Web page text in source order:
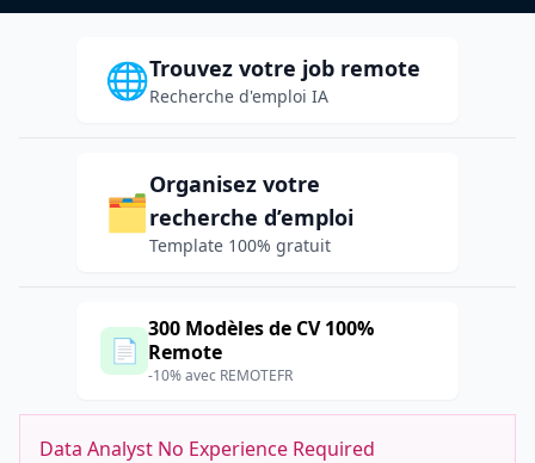
🌐Trouvez votre job remote
Recherche d'emploi IA
🗂️
Organisez votre
recherche d’emploi
Template 100% gratuit
📄
300 Modèles de CV 100%
Remote
-10% avec REMOTEFR
Data Analyst No Experience Required